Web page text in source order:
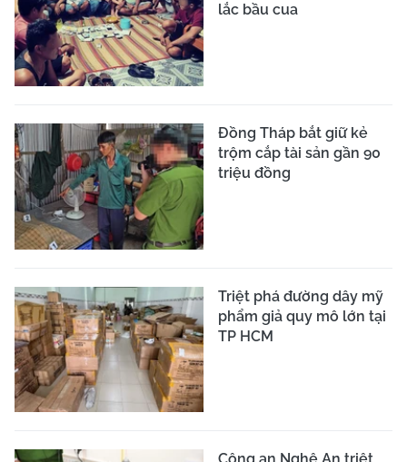
lắc bầu cua
Đồng Tháp bắt giữ kẻ
trộm cắp tài sản gần 90
triệu đồng
Triệt phá đường dây mỹ
phẩm giả quy mô lớn tại
TP HCM